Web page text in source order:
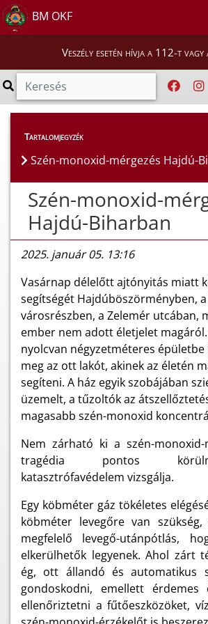
BM OKF
Veszély esetén hívja a 112-t
Híreink > Hírek
Tartalomjegyzék
Szén-monoxid-mérgezés Hajdú-
Szén-monoxid-
Hajdú-Biharban
2025. január 05. 13:16
Vasárnap délelőtt ajtónyitás miatt
segítségét Hajdúböszörményben,
városrészben, a Zelemér utcában,
ember nem adott életjelet
nyolcvan négyzetméteres
meg az ott lakót, akinek az életén
segíteni. A ház egyik szobájában
üzemelt, a tűzoltók az
magasabb szén-monoxid
Nem zárható ki a szén-monoxid-
tragédia pontos
katasztrófavédelem vizsgálja.
Egy köbméter gáz tökéletes
köbméter levegőre van
megfelelő levegő-utánpótlás,
elkerülhetők legyenek. Ahol zárt
ég, ott állandó és automatikus
gondoskodni, emellett érdemes
ellenőriztetni a fűtőeszközöket,